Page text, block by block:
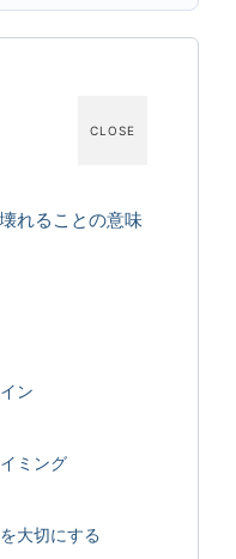
CLOSE
れることの意味
ン
ミング
大切にする